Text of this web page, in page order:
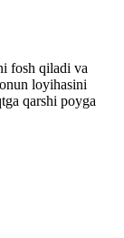
fosh qiladi va
loyihasini
qarshi poyga